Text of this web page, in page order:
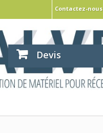
Contactez-nous
Devis